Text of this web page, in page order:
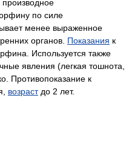
по силе
менее выраженное
органов. Показания к
Используется также
явления (легкая тошнота,
Противопоказание к
возрастдо 2 лет.